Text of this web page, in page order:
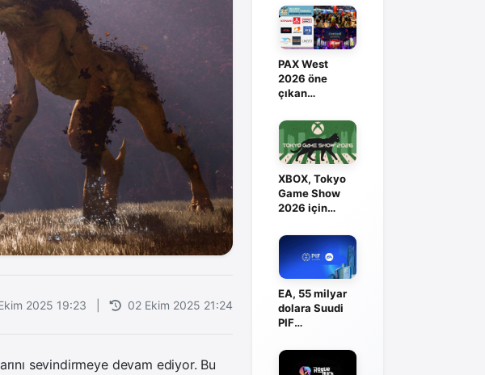
2025 19:23 02 Ekim 2025 21:24
sevindirmeye devam ediyor. Bu
açıklandı
PAX West
2026 öne
çıkan
duyurdu
XBOX, Tokyo
Game Show
2026 için
duyurdu
EA, 55 milyar
dolara Suudi
PIF
gruba satıldı